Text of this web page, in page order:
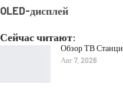
OLED-дисплей
Сейчас читают:
Обзор ТВ
Авг 7, 2026